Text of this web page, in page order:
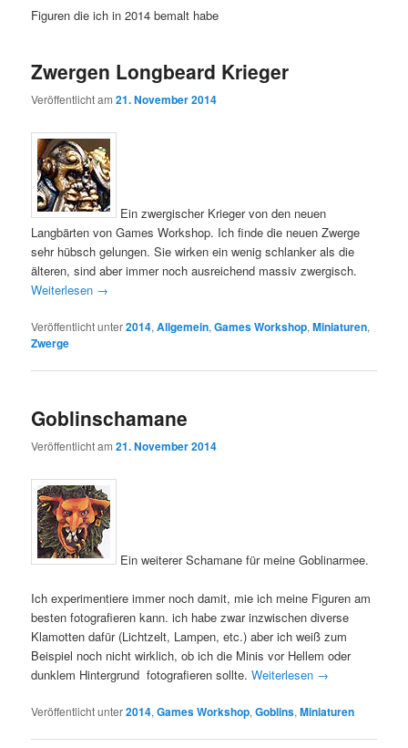
Figuren die ich in 2014 bemalt habe
Zwergen Longbeard Krieger
Veröffentlicht am21. November 2014
Ein zwergischer Krieger von den neuen
Langbärten von Games Workshop. Ich finde die neuen Zwerge
sehr hübsch gelungen. Sie wirken ein wenig schlanker als die
älteren, sind aber immer noch ausreichend massiv zwergisch.
Weiterlesen →
Veröffentlicht unter2014,Allgemein,Games Workshop,Miniaturen,
Zwerge
Goblinschamane
Veröffentlicht am21. November 2014
Ein weiterer Schamane für meine Goblinarmee.
Ich experimentiere immer noch damit, mie ich meine Figuren am
besten fotografieren kann. ich habe zwar inzwischen diverse
Klamotten dafür (Lichtzelt, Lampen, etc.) aber ich weiß zum
Beispiel noch nicht wirklich, ob ich die Minis vor Hellem oder
dunklem Hintergrund fotografieren sollte.Weiterlesen →
Veröffentlicht unter2014,Games Workshop,Goblins,Miniaturen